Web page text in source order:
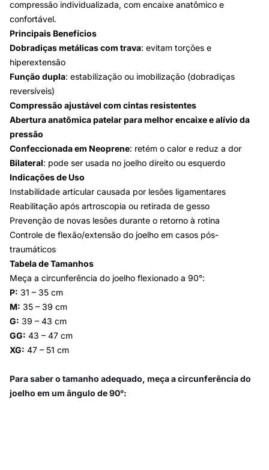
compressão individualizada, com encaixe anatômico e
confortável.
Principais Benefícios
Dobradiças metálicas com trava: evitam torções e
hiperextensão
Função dupla: estabilização ou imobilização (dobradiças
reversíveis)
Compressão ajustável com cintas resistentes
Abertura anatômica patelar para melhor encaixe e alívio da
pressão
Confeccionada em Neoprene: retém o calor e reduz a dor
Bilateral: pode ser usada no joelho direito ou esquerdo
Indicações de Uso
Instabilidade articular causada por lesões ligamentares
Reabilitação após artroscopia ou retirada de gesso
Prevenção de novas lesões durante o retorno à rotina
Controle de flexão/extensão do joelho em casos pós-
traumáticos
Tabela de Tamanhos
Meça a circunferência do joelho flexionado a 90°:
P: 31 – 35 cm
M: 35 – 39 cm
G: 39 – 43 cm
GG: 43 – 47 cm
XG: 47 – 51 cm
Para saber o tamanho adequado, meça a circunferência do
joelho em um ângulo de 90°: